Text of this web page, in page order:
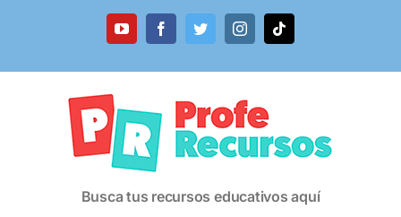
YouTubeFacebookTwitterInstagramTiktok
Busca tus recursos educativos aquí